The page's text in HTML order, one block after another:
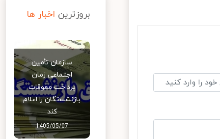
بروزترین اخبار ها
سازمان تأمین
اجتماعی زمان
پرداخت معوقات
بازنشستگان را اعلام
کند
1405/05/07